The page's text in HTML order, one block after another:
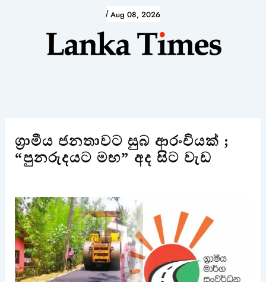
/ Aug 08, 2026
ග්‍රාමීය ජනතාවට සුබ ආරංචියක් ;
“පුනරුදයට මඟ” අද සිට වැඩ